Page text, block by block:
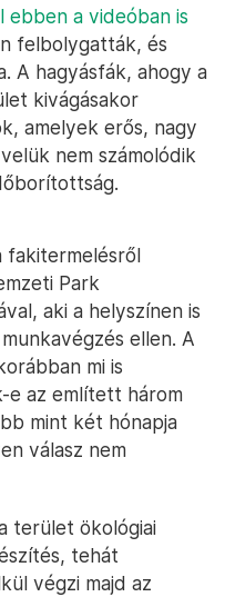
ebben a videóban is
felbolygatták, és
A hagyásfák, ahogy a
kivágásakor
amelyek erős, nagy
nem számolódik
fakitermelésről
Park
aki a helyszínen is
ellen. A
mi is
e az említett három
mint két hónapja
válasz nem
terület ökológiai
tehát
végzi majd az